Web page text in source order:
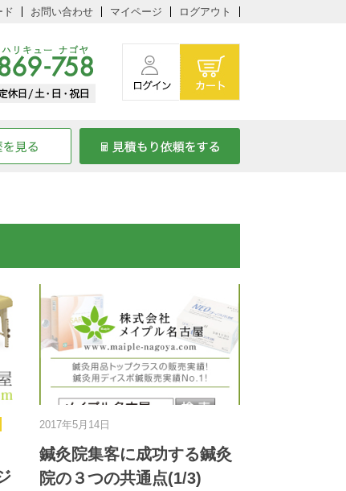
ド お問い合わせ マイページ ログアウト
2017年5月14日
鍼灸院集客に成功する鍼灸
院の３つの共通点(1/3)